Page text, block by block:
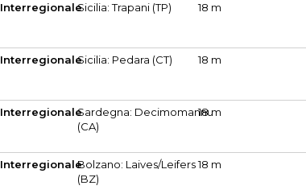
InterregionaleSicilia: Trapani (TP) 18 m
InterregionaleSicilia: Pedara (CT) 18 m
InterregionaleSardegna: Decimomannu
(CA)
18 m
InterregionaleBolzano: Laives/Leifers
(BZ)
18 m